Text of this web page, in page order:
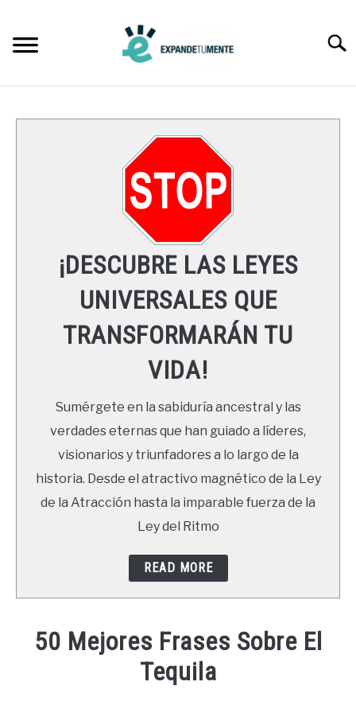
content
LEYES UNIVERSALES
RECURSOS
NEWSLETTER
¡DESCUBRE LAS LEYES
UNIVERSALES QUE
TRANSFORMARÁN TU
VIDA!
Sumérgete en la sabiduría ancestral y las
verdades eternas que han guiado a líderes,
visionarios y triunfadores a lo largo de la
historia. Desde el atractivo magnético de la Ley
de la Atracción hasta la imparable fuerza de la
Ley del Ritmo
READ MORE
50 Mejores Frases Sobre El
Tequila